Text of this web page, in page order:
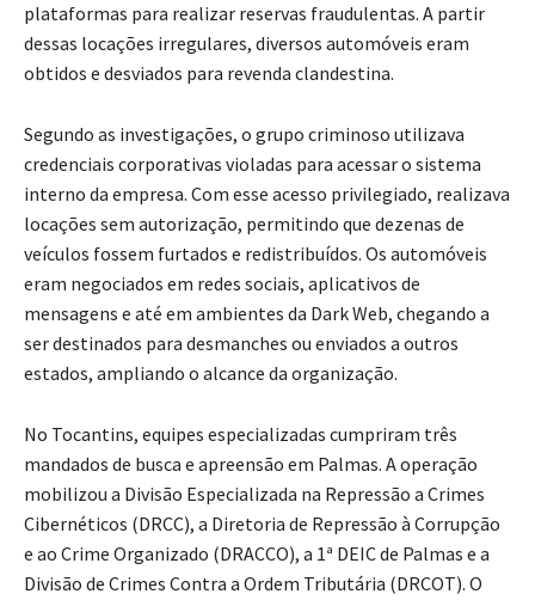
plataformas para realizar reservas fraudulentas. A partir
dessas locações irregulares, diversos automóveis eram
obtidos e desviados para revenda clandestina.
Segundo as investigações, o grupo criminoso utilizava
credenciais corporativas violadas para acessar o sistema
interno da empresa. Com esse acesso privilegiado, realizava
locações sem autorização, permitindo que dezenas de
veículos fossem furtados e redistribuídos. Os automóveis
eram negociados em redes sociais, aplicativos de
mensagens e até em ambientes da Dark Web, chegando a
ser destinados para desmanches ou enviados a outros
estados, ampliando o alcance da organização.
No Tocantins, equipes especializadas cumpriram três
mandados de busca e apreensão em Palmas. A operação
mobilizou a Divisão Especializada na Repressão a Crimes
Cibernéticos (DRCC), a Diretoria de Repressão à Corrupção
e ao Crime Organizado (DRACCO), a 1ª DEIC de Palmas e a
Divisão de Crimes Contra a Ordem Tributária (DRCOT). O